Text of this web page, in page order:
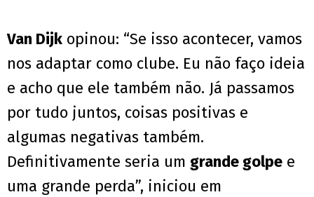
Van Dijk opinou: “Se isso acontecer, vamos
nos adaptar como clube. Eu não faço ideia
e acho que ele também não. Já passamos
por tudo juntos, coisas positivas e
algumas negativas também.
Definitivamente seria um grande golpe e
uma grande perda”, iniciou em